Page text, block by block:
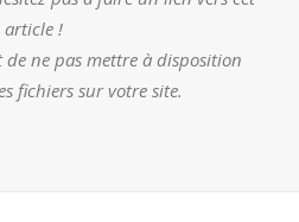
article !
ne pas mettre à disposition
fichiers sur votre site.